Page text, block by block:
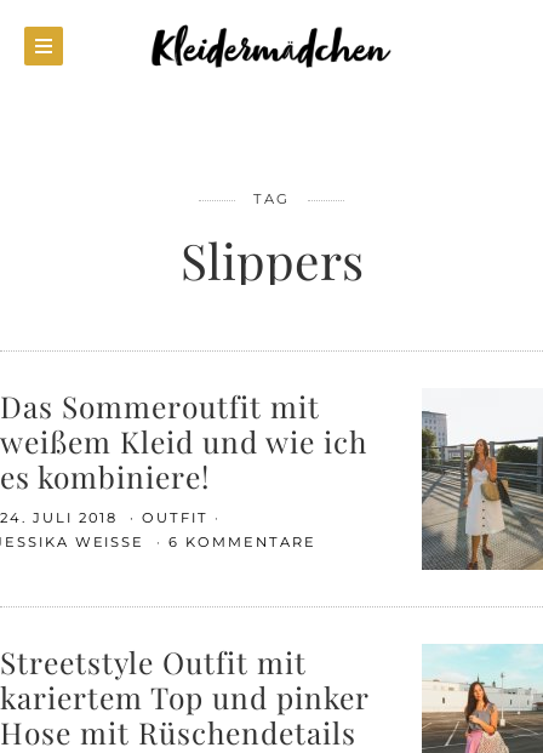
TAG
Slippers
Das Sommeroutfit mit
weißem Kleid und wie ich
es kombiniere!
24. JULI 2018
OUTFIT
WEISSE
6 KOMMENTARE
Streetstyle Outfit mit
kariertem Top und pinker
Hose mit Rüschendetails